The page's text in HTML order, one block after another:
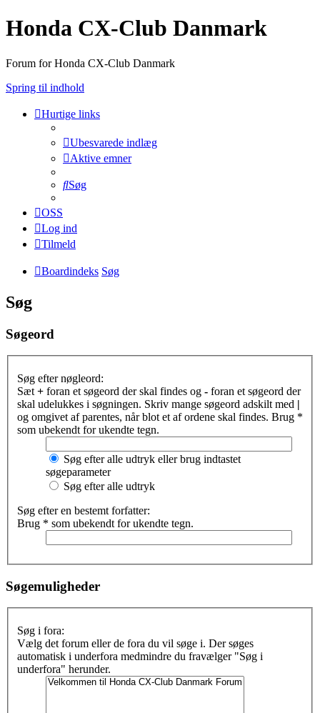
Honda CX-Club Danmark
Forum for Honda CX-Club Danmark
Spring til indhold
Hurtige links
Ubesvarede indlæg
Aktive emner
Søg
OSS
Log ind
Tilmeld
Boardindeks Søg
Søg
Søgeord
Søg efter nøgleord:
Sæt + foran et søgeord der skal findes og - foran et søgeord der
skal udelukkes i søgningen. Skriv mange søgeord adskilt med |
og omgivet af parentes, når blot et af ordene skal findes. Brug *
som ubekendt for ukendte tegn.
Søg efter alle udtryk eller brug indtastet
søgeparameter
Søg efter alle udtryk
Søg efter en bestemt forfatter:
Brug * som ubekendt for ukendte tegn.
Søgemuligheder
Søg i fora:
Vælg det forum eller de fora du vil søge i. Der søges
automatisk i underfora medmindre du fravælger "Søg i
underfora" herunder.